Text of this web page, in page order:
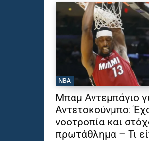
NBA
Μπαμ Αντεμπάγιο
Αντετοκούνμπο:
νοοτροπία και
πρωτάθλημα – Τι